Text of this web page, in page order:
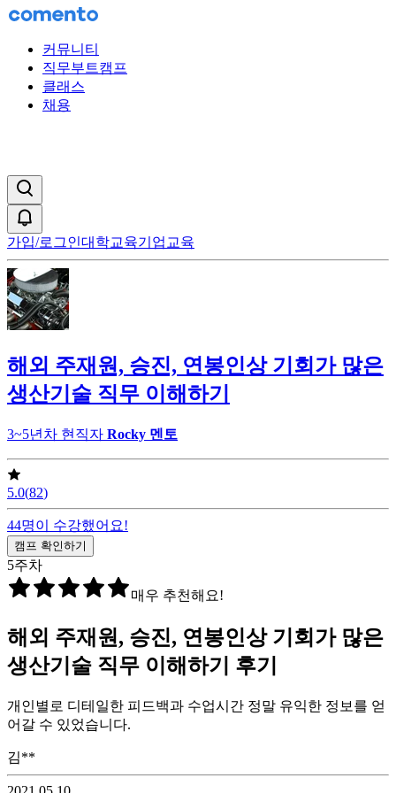
커뮤니티
직무부트캠프
클래스
채용
가입/로그인대학교육기업교육
해외 주재원, 승진, 연봉인상 기회가 많은
생산기술 직무 이해하기
3~5년차 현직자 Rocky 멘토
5.0(82)
44명이 수강했어요!
캠프 확인하기
5주차
매우 추천해요!
해외 주재원, 승진, 연봉인상 기회가 많은
생산기술 직무 이해하기
후기
개인별로 디테일한 피드백과 수업시간 정말 유익한 정보를 얻
어갈 수 있었습니다.
김**